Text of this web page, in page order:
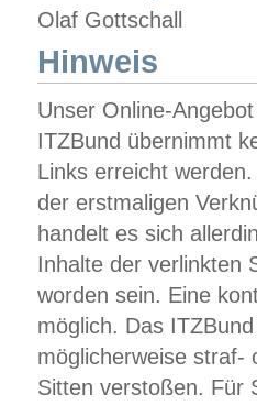
Olaf Gottschall
Hinweis
Unser Online-
ITZBund übernimmt
Links erreicht
der erstmaligen
handelt es sich
Inhalte der verlinkten
worden sein. Eine
möglich. Das
möglicherweise straf-
Sitten verstoßen. Für